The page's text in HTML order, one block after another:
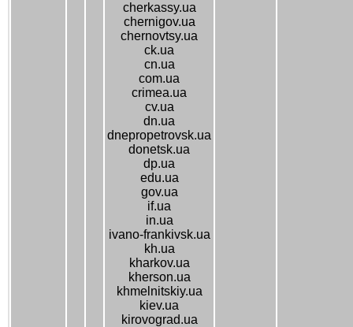
cherkassy.ua
chernigov.ua
chernovtsy.ua
ck.ua
cn.ua
com.ua
crimea.ua
cv.ua
dn.ua
dnepropetrovsk.ua
donetsk.ua
dp.ua
edu.ua
gov.ua
if.ua
in.ua
ivano-frankivsk.ua
kh.ua
kharkov.ua
kherson.ua
khmelnitskiy.ua
kiev.ua
kirovograd.ua